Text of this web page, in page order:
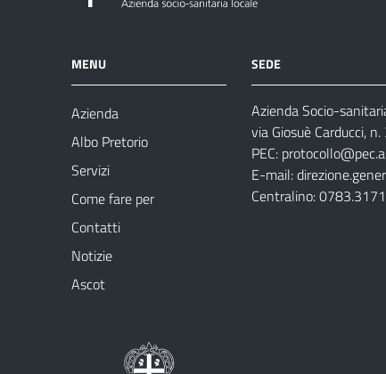
MENU
Azienda
Albo Pretorio
Servizi
Come fare per
Contatti
Notizie
Ascot
SEDE
Azienda Socio-
via Giosuè Carducci,
PEC:
E-mail:
Centralino: 0783.3171